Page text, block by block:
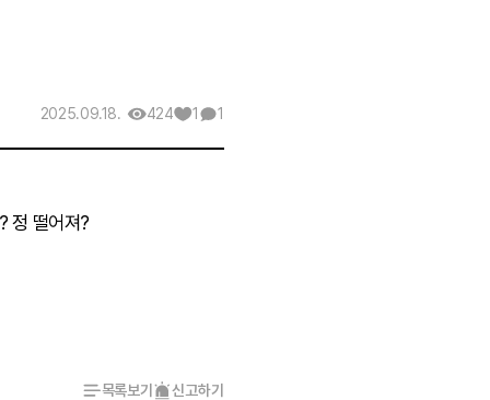
2025.09.18. 424 1 1
정 떨어져?
목록보기 신고하기